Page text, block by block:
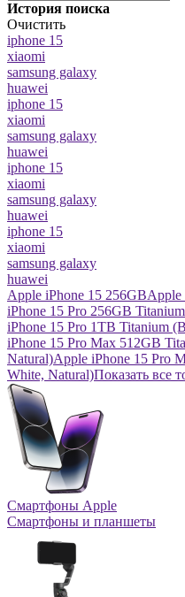
История поиска
Очистить
iphone 15
xiaomi
samsung galaxy
huawei
iphone 15
xiaomi
samsung galaxy
huawei
iphone 15
xiaomi
samsung galaxy
huawei
iphone 15
xiaomi
samsung galaxy
huawei
Apple iPhone 15 256GBApple
iPhone 15 Pro 256GB
iPhone 15 Pro 1TB Titanium
iPhone 15 Pro Max 512GB
Natural)Apple iPhone 15 Pro
White, Natural)Показать все
Смартфоны Apple
Смартфоны и планшеты